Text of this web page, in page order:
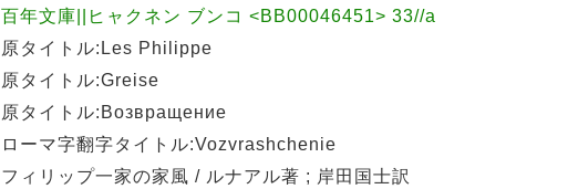
百年文庫||ヒャクネン ブンコ <BB00046451> 33//a
原タイトル:Les Philippe
原タイトル:Greise
原タイトル:Возвращение
ローマ字翻字タイトル:Vozvrashchenie
フィリップ一家の家風 / ルナアル著 ; 岸田国士訳